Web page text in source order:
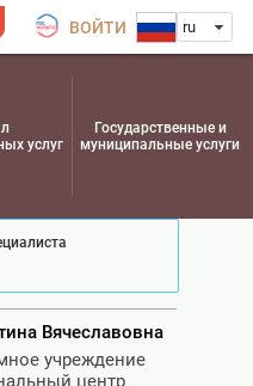
ВОЙТИ ru
услуг
Государственные и
муниципальные услуги
Вячеславовна
учреждение
центр